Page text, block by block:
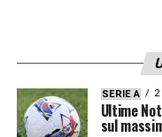
SERIE A 2
Ultime
sul